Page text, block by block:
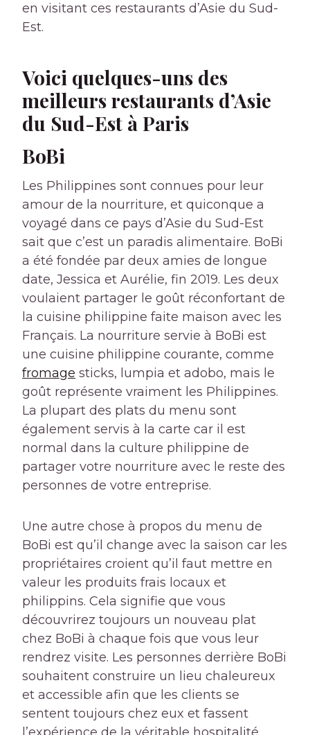
en visitant ces restaurants d’Asie du Sud-
Est.
Voici quelques-uns des
meilleurs restaurants d’Asie
du Sud-Est à Paris
BoBi
Les Philippines sont connues pour leur
amour de la nourriture, et quiconque a
voyagé dans ce pays d’Asie du Sud-Est
sait que c’est un paradis alimentaire. BoBi
a été fondée par deux amies de longue
date, Jessica et Aurélie, fin 2019. Les deux
voulaient partager le goût réconfortant de
la cuisine philippine faite maison avec les
Français. La nourriture servie à BoBi est
une cuisine philippine courante, comme
fromage sticks, lumpia et adobo, mais le
goût représente vraiment les Philippines.
La plupart des plats du menu sont
également servis à la carte car il est
normal dans la culture philippine de
partager votre nourriture avec le reste des
personnes de votre entreprise.
Une autre chose à propos du menu de
BoBi est qu’il change avec la saison car les
propriétaires croient qu’il faut mettre en
valeur les produits frais locaux et
philippins. Cela signifie que vous
découvrirez toujours un nouveau plat
chez BoBi à chaque fois que vous leur
rendrez visite. Les personnes derrière BoBi
souhaitent construire un lieu chaleureux
et accessible afin que les clients se
sentent toujours chez eux et fassent